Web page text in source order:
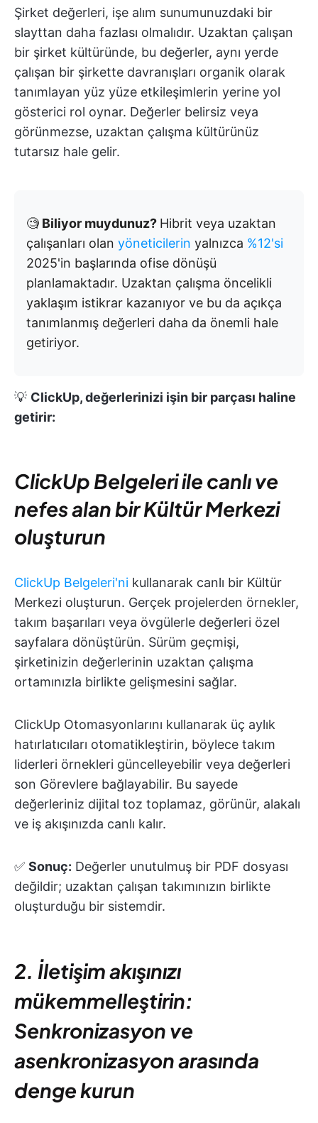
Şirket değerleri, işe alım sunumunuzdaki bir
slayttan daha fazlası olmalıdır. Uzaktan çalışan
bir şirket kültüründe, bu değerler, aynı yerde
çalışan bir şirkette davranışları organik olarak
tanımlayan yüz yüze etkileşimlerin yerine yol
gösterici rol oynar. Değerler belirsiz veya
görünmezse, uzaktan çalışma kültürünüz
tutarsız hale gelir.
🧐 Biliyor muydunuz? Hibrit veya uzaktan
çalışanları olan yöneticilerin yalnızca %12'si
2025'in başlarında ofise dönüşü
planlamaktadır. Uzaktan çalışma öncelikli
yaklaşım istikrar kazanıyor ve bu da açıkça
tanımlanmış değerleri daha da önemli hale
getiriyor.
💡 ClickUp, değerlerinizi işin bir parçası haline
getirir:
ClickUp Belgeleri ile canlı ve
nefes alan bir Kültür Merkezi
oluşturun
ClickUp Belgeleri'ni kullanarak canlı bir Kültür
Merkezi oluşturun. Gerçek projelerden örnekler,
takım başarıları veya övgülerle değerleri özel
sayfalara dönüştürün. Sürüm geçmişi,
şirketinizin değerlerinin uzaktan çalışma
ortamınızla birlikte gelişmesini sağlar.
ClickUp Otomasyonlarını kullanarak üç aylık
hatırlatıcıları otomatikleştirin, böylece takım
liderleri örnekleri güncelleyebilir veya değerleri
son Görevlere bağlayabilir. Bu sayede
değerleriniz dijital toz toplamaz, görünür, alakalı
ve iş akışınızda canlı kalır.
✅ Sonuç: Değerler unutulmuş bir PDF dosyası
değildir; uzaktan çalışan takımınızın birlikte
oluşturduğu bir sistemdir.
2. İletişim akışınızı
mükemmelleştirin:
Senkronizasyon ve
asenkronizasyon arasında
denge kurun